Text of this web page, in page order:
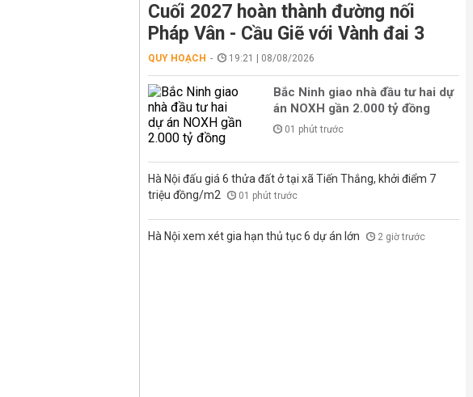
Cuối 2027 hoàn thành đường nối
Pháp Vân - Cầu Giẽ với Vành đai 3
QUY HOẠCH 19:21 | 08/08/2026
Bắc Ninh giao nhà đầu tư hai dự
án NOXH gần 2.000 tỷ đồng
01 phút trước
Hà Nội đấu giá 6 thửa đất ở tại xã Tiến Thắng, khởi điểm 7
triệu đồng/m2
01 phút trước
Hà Nội xem xét gia hạn thủ tục 6 dự án lớn 2 giờ trước